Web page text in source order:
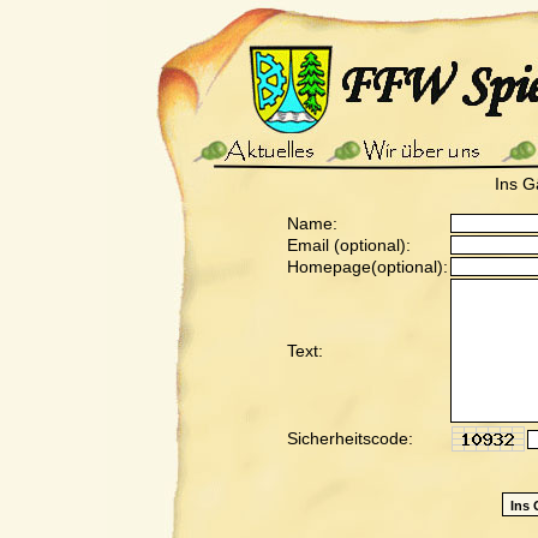
Ins
Name:
Email (optional):
Homepage(optional):
Text:
Sicherheitscode: